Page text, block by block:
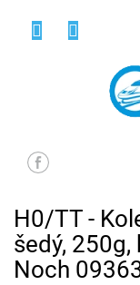
H0/TT -
šedý,
Noch